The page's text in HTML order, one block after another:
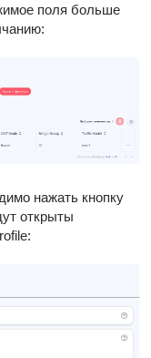
поля больше
нажать кнопку
открыты